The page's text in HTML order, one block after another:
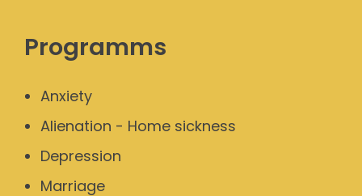
Programms
Anxiety
Alienation - Home sickness
Depression
Marriage